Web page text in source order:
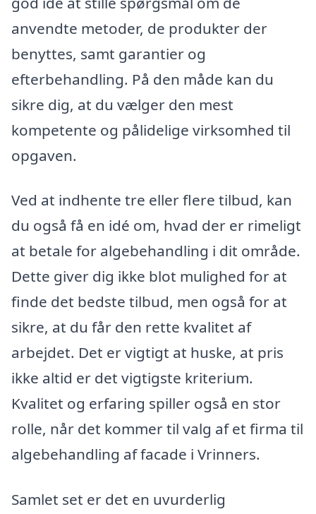
anvendte metoder, de produkter der
benyttes, samt garantier og
efterbehandling. På den måde kan du
sikre dig, at du vælger den mest
kompetente og pålidelige virksomhed til
opgaven.
Ved at indhente tre eller flere tilbud, kan
du også få en idé om, hvad der er rimeligt
at betale for algebehandling i dit område.
Dette giver dig ikke blot mulighed for at
finde det bedste tilbud, men også for at
sikre, at du får den rette kvalitet af
arbejdet. Det er vigtigt at huske, at pris
ikke altid er det vigtigste kriterium.
Kvalitet og erfaring spiller også en stor
rolle, når det kommer til valg af et firma til
algebehandling af facade i Vrinners.
Samlet set er det en uvurderlig